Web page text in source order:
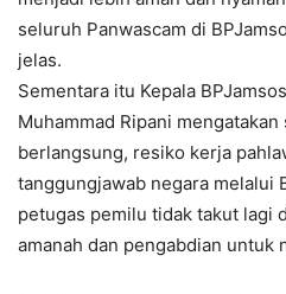
seluruh Panwascam di
jelas.
Sementara itu Kepala
Muhammad Ripani mengatakan
berlangsung, resiko kerja
tanggungjawab negara melalui
petugas pemilu tidak takut lagi
amanah dan pengabdian untuk